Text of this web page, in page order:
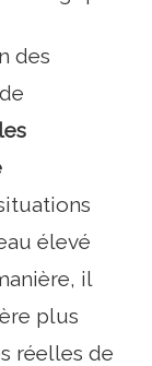
des
élevé
il
plus
réelles de